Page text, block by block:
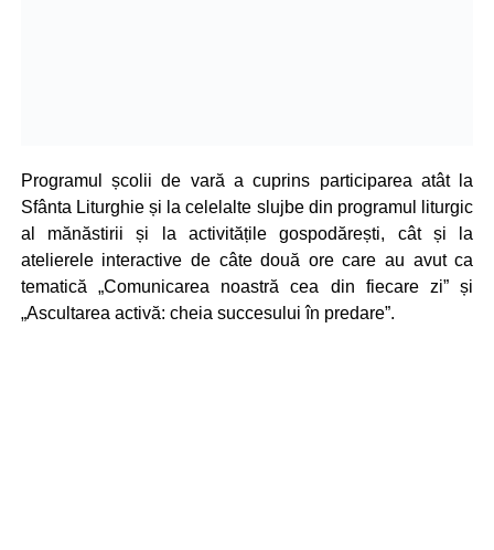
Programul școlii de vară a cuprins participarea atât la
Sfânta Liturghie și la celelalte slujbe din programul liturgic
al mănăstirii și la activitățile gospodărești, cât și la
atelierele interactive de câte două ore care au avut ca
tematică „Comunicarea noastră cea din fiecare zi” și
„Ascultarea activă: cheia succesului în predare”.